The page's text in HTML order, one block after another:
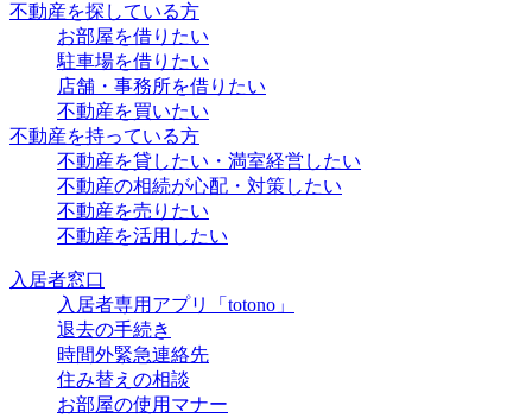
不動産を探している方
お部屋を借りたい
駐車場を借りたい
店舗・事務所を借りたい
不動産を買いたい
不動産を持っている方
不動産を貸したい・満室経営したい
不動産の相続が心配・対策したい
不動産を売りたい
不動産を活用したい
入居者窓口
入居者専用アプリ「totono」
退去の手続き
時間外緊急連絡先
住み替えの相談
お部屋の使用マナー